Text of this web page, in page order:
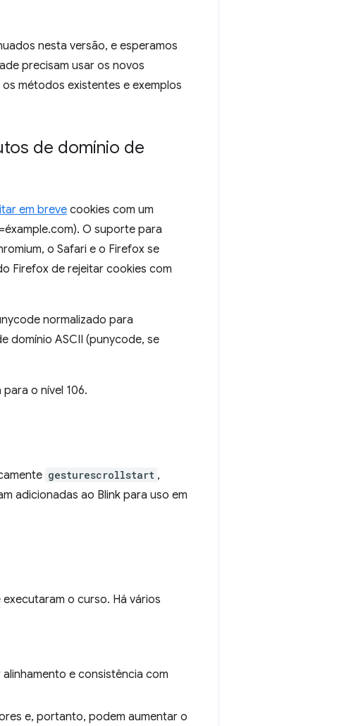
nesta versão, e esperamos
precisam usar os novos
métodos existentes e exemplos
de domínio de
em breve cookies com um
O suporte para
o Safari e o Firefox se
Firefox de rejeitar cookies com
normalizado para
domínio ASCII (punycode, se
o nível 106.
gesturescrollstart ,
adicionadas ao Blink para uso em
o curso. Há vários
e consistência com
e, portanto, podem aumentar o